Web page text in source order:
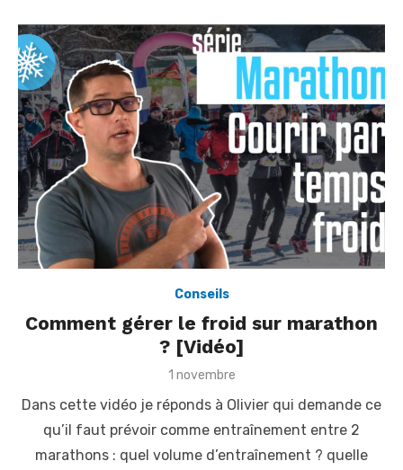
Conseils
Comment gérer le froid sur marathon
? [Vidéo]
P
s
e
d
1 novembre
Dans cette vidéo je réponds à Olivier qui demande ce
qu’il faut prévoir comme entraînement entre 2
marathons : quel volume d’entraînement ? quelle